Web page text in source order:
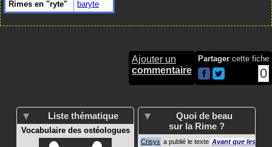
Rimes en "ryte"
baryte
Ajouter un
commentaire
Partager cette fiche
0
Liste thématique
Vocabulaire des ostéologues
Quoi de beau
sur la Rime ?
Crisyx a publié le texte Avant que les